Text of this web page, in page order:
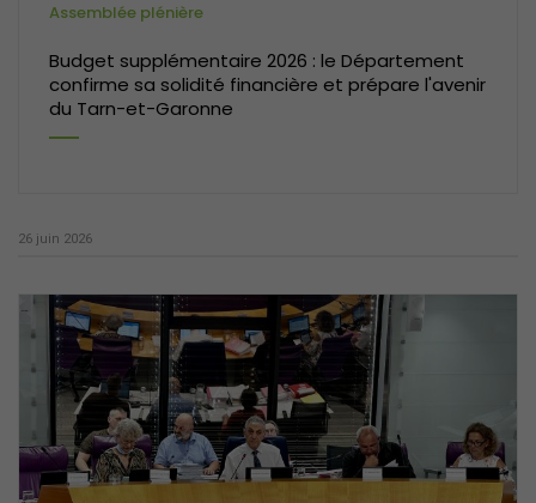
Assemblée plénière
Budget supplémentaire 2026 : le Département
confirme sa solidité financière et prépare l'avenir
du Tarn-et-Garonne
26 juin 2026